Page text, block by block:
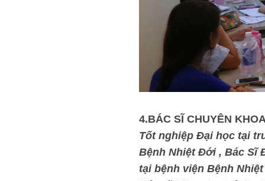
4.BÁC SĨ CHUYÊN
Tốt nghiệp Đại học tại
Bệnh Nhiệt Đới , Bác Sĩ
tại bệnh viện Bệnh